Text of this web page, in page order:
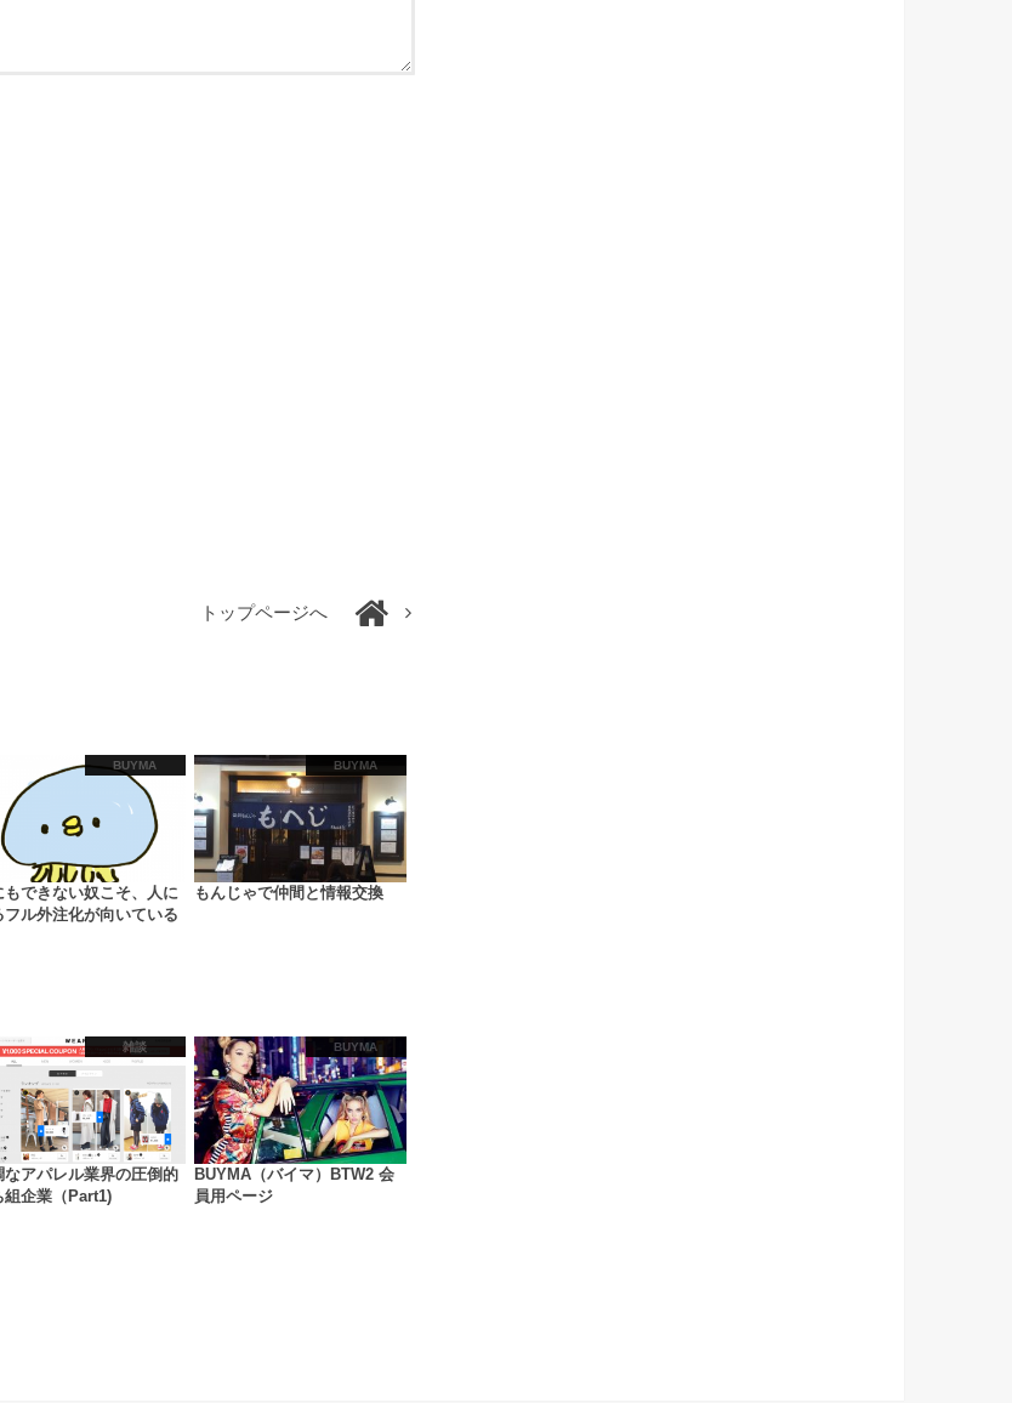
トップページへ
BUYMA
もできない奴こそ、人に
フル外注化が向いている
BUYMA
もんじゃで仲間と情報交換
雑談
なアパレル業界の圧倒的
組企業（Part1)
BUYMA
BUYMA（バイマ）BTW2 会
員用ページ